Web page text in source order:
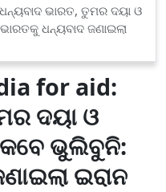
ଭାରତ, ତୁମର ଦୟା ଓ
ଧନ୍ୟବାଦ ଜଣାଇଲା
for aid:
ଦୟା ଓ
ଭୁଲିବୁନି:
ଇରାନ